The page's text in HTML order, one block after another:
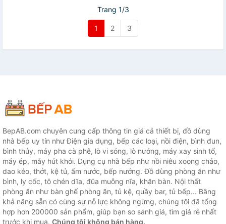
Trang 1/3
1 2 3
BepAB.com chuyên cung cấp thông tin giá cả thiết bị, đồ dùng
nhà bếp uy tín như Điện gia dụng, bếp các loại, nồi điện, bình đun,
bình thủy, máy pha cà phê, lò vi sóng, lò nướng, máy xay sinh tố,
máy ép, máy hút khói. Dụng cụ nhà bếp như nồi niêu xoong chảo,
dao kéo, thớt, kệ tủ, ấm nước, bếp nướng. Đồ dùng phòng ăn như
bình, ly cốc, tô chén dĩa, đũa muỗng nĩa, khăn bàn. Nội thất
phòng ăn như bàn ghế phòng ăn, tủ kệ, quầy bar, tủ bếp... Bằng
khả năng sẵn có cùng sự nỗ lực không ngừng, chúng tôi đã tổng
hợp hơn 200000 sản phẩm, giúp bạn so sánh giá, tìm giá rẻ nhất
trước khi mua. Chúng tôi không bán hàng.